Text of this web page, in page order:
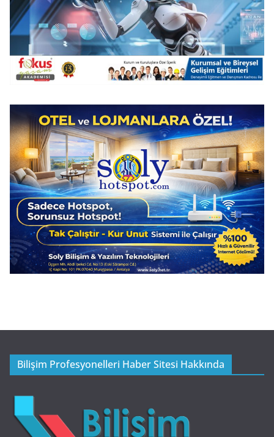
Bilişim Profesyonelleri Haber Sitesi Hakkında